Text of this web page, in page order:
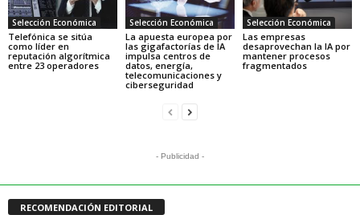
Selección Económica
Telefónica se sitúa
como líder en
reputación algorítmica
entre 23 operadores
Selección Económica
La apuesta europea por
las gigafactorías de IA
impulsa centros de
datos, energía,
telecomunicaciones y
ciberseguridad
Selección Económica
Las empresas
desaprovechan la IA por
mantener procesos
fragmentados
- Publicidad -
RECOMENDACIÓN EDITORIAL